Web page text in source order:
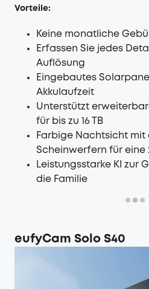
Vorteile:
Keine monatliche
Erfassen Sie jedes
Auflösung
Eingebautes
Akkulaufzeit
Unterstützt
für bis zu 16 TB
Farbige Nachtsicht
Scheinwerfern für eine
Leistungsstarke KI zur
die Familie
eufyCam Solo S40